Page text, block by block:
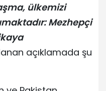
ülkemizi
Mezhepçi
açıklamada şu